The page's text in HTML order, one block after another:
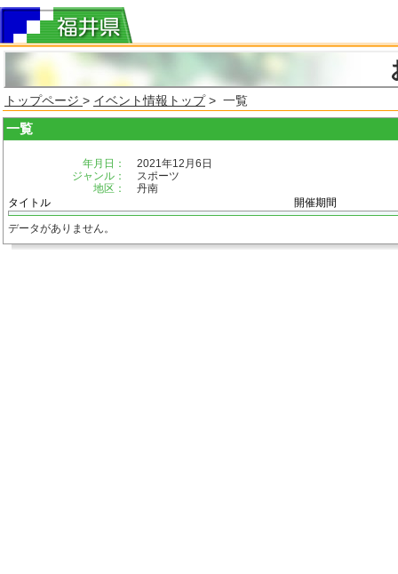
トップページ > イベント情報トップ> 一覧
一覧
年月日：
2021年12月6日
ジャンル：
スポーツ
地区：
丹南
タイトル
開催期間
データがありません。